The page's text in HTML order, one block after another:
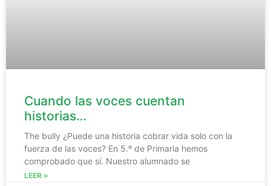
Cuando las voces cuentan
historias…
The bully ¿Puede una historia cobrar vida solo con la
fuerza de las voces? En 5.º de Primaria hemos
comprobado que sí. Nuestro alumnado se
LEER »